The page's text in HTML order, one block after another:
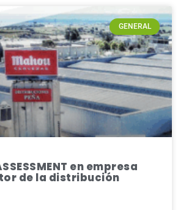
GENERAL
en empresa
de la distribución